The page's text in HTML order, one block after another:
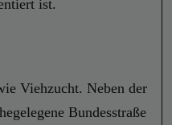
ist.
Viehzucht. Neben der
Bundesstraße